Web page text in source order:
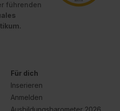
führenden
Für dich
Inserieren
Anmelden